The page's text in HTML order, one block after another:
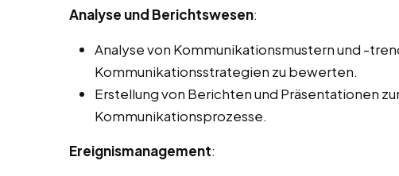
Analyse und Berichtswesen:
Analyse von Kommunikationsmustern und -
Kommunikationsstrategien zu bewerten.
Erstellung von Berichten und Präsentationen
Kommunikationsprozesse.
Ereignismanagement: